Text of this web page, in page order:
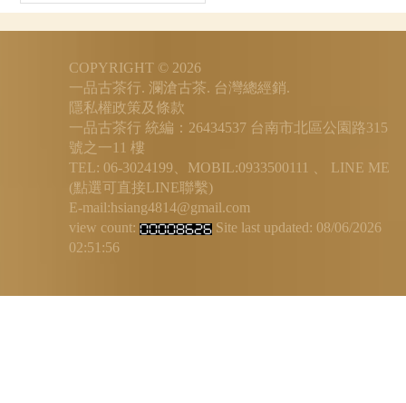
COPYRIGHT © 2026
一品古茶行. 瀾滄古茶. 台灣總經銷.
隱私權政策及條款
一品古茶行 統編：26434537 台南市北區公園路315
號之一11 樓
TEL: 06-3024199、MOBIL:0933500111 、 LINE ME
(點選可直接LINE聯繫)
E-mail:hsiang4814@gmail.com
view count:
Site last updated: 08/06/2026
02:51:56